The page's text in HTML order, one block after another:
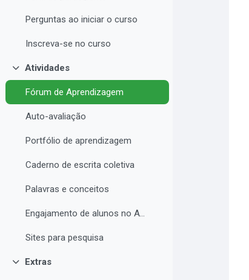
Perguntas ao iniciar o curso
Inscreva-se no curso
Collapse
Atividades
Fórum de Aprendizagem
Auto-avaliação
Portfólio de aprendizagem
Caderno de escrita coletiva
Palavras e conceitos
Engajamento de alunos no AVA e Desempenho Acadêmico
Sites para pesquisa
Collapse
Extras